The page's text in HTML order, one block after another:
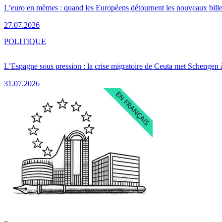
L’euro en mèmes : quand les Européens détournent les nouveaux
27.07.2026
L’Espagne sous pression : la crise migratoire de Ceuta met Schengen
31.07.2026
POLITIQUE